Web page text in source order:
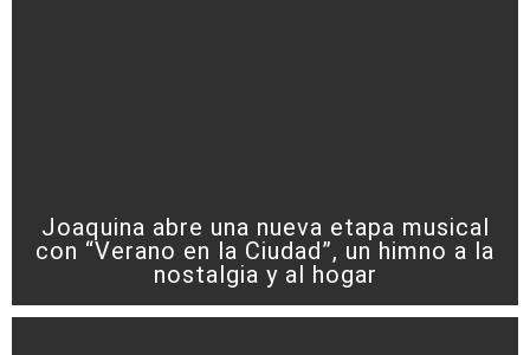
Joaquina abre una nueva etapa musical
con “Verano en la Ciudad”, un himno a la
nostalgia y al hogar